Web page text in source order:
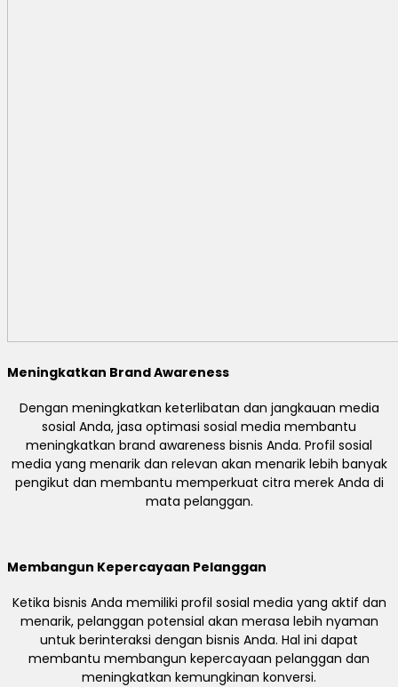
Meningkatkan Brand Awareness
Dengan meningkatkan keterlibatan dan jangkauan media
sosial Anda, jasa optimasi sosial media membantu
meningkatkan brand awareness bisnis Anda. Profil sosial
media yang menarik dan relevan akan menarik lebih banyak
pengikut dan membantu memperkuat citra merek Anda di
mata pelanggan.
Membangun Kepercayaan Pelanggan
Ketika bisnis Anda memiliki profil sosial media yang aktif dan
menarik, pelanggan potensial akan merasa lebih nyaman
untuk berinteraksi dengan bisnis Anda. Hal ini dapat
membantu membangun kepercayaan pelanggan dan
meningkatkan kemungkinan konversi.